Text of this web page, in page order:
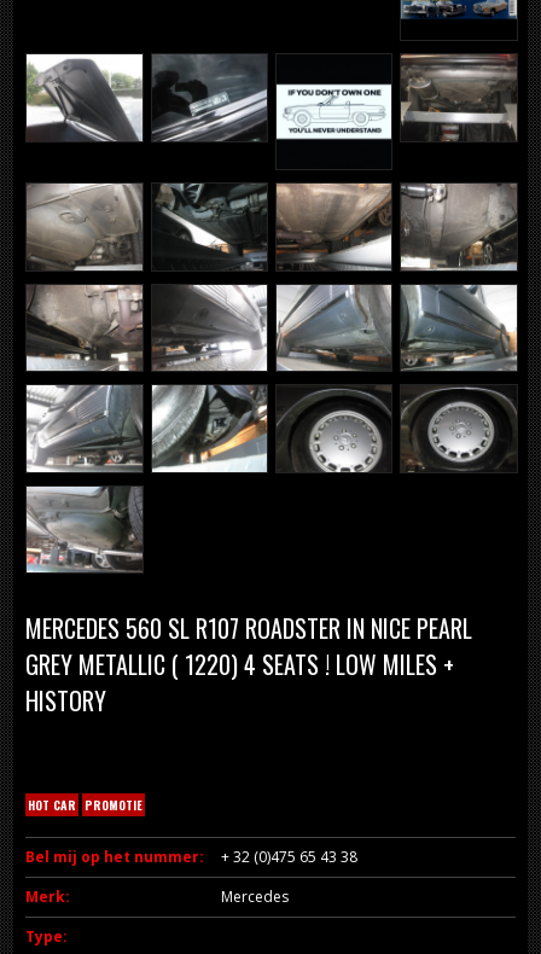
MERCEDES 560 SL R107 ROADSTER IN NICE PEARL
GREY METALLIC ( 1220) 4 SEATS ! LOW MILES +
HISTORY
HOT CAR PROMOTIE
Bel mij op het nummer:
+ 32 (0)475 65 43 38
Merk:
Mercedes
Type: